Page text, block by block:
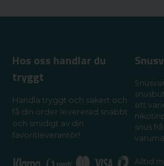
Hos oss handlar du
tryggt
Handla tryggt och säkert och
få din order levererad snabbt
och smidigt av din
favoritleverantör!
ett
snus
Alltid